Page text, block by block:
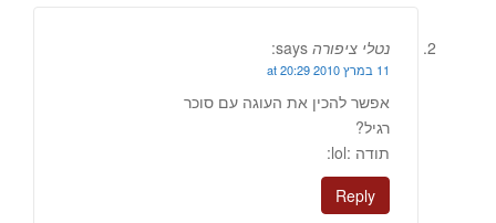
נטלי ציפורה says:
11 במרץ 2010 at 20:29
אפשר להכין את העוגה עם סוכר
רגיל?
תודה :lol:
Reply